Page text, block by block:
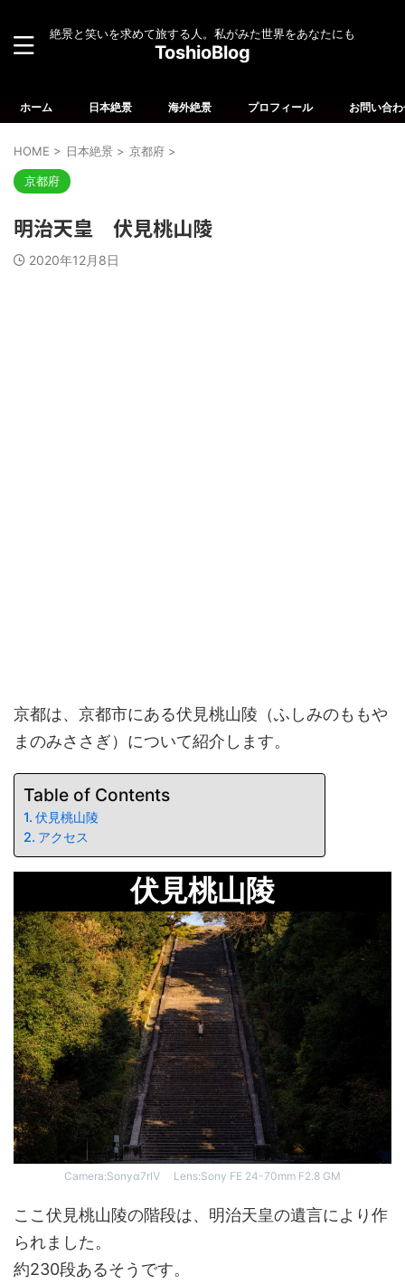
絶景と笑いを求めて旅する人。私がみた世界をあなたにも
ToshioBlog
ホーム 日本絶景 海外絶景 プロフィール お問い合
HOME > 日本絶景 > 京都府 >
京都府
明治天皇 伏見桃山陵
2020年12月8日
京都は、京都市にある伏見桃山陵（ふしみのももや
まのみささぎ）について紹介します。
Table of Contents
伏見桃山陵
アクセス
伏見桃山陵
Camera:Sonyα7rⅣ Lens:Sony FE 24-70mm F2.8 GM
ここ伏見桃山陵の階段は、明治天皇の遺言により作
られました。
約230段あるそうです。